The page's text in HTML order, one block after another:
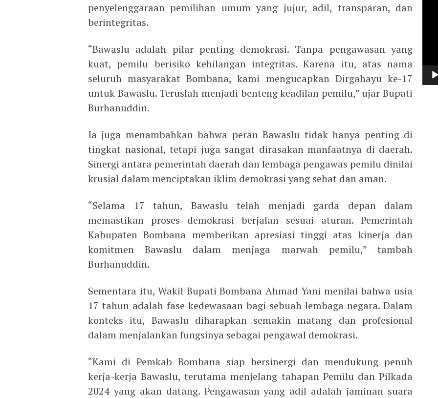
penyelenggaraan pemilihan umum yang jujur, adil, transparan, dan
berintegritas.
“Bawaslu adalah pilar penting demokrasi. Tanpa pengawasan yang
kuat, pemilu berisiko kehilangan integritas. Karena itu, atas nama
seluruh masyarakat Bombana, kami mengucapkan Dirgahayu ke-17
untuk Bawaslu. Teruslah menjadi benteng keadilan pemilu,” ujar Bupati
Burhanuddin.
Ia juga menambahkan bahwa peran Bawaslu tidak hanya penting di
tingkat nasional, tetapi juga sangat dirasakan manfaatnya di daerah.
Sinergi antara pemerintah daerah dan lembaga pengawas pemilu dinilai
krusial dalam menciptakan iklim demokrasi yang sehat dan aman.
“Selama 17 tahun, Bawaslu telah menjadi garda depan dalam
memastikan proses demokrasi berjalan sesuai aturan. Pemerintah
Kabupaten Bombana memberikan apresiasi tinggi atas kinerja dan
komitmen Bawaslu dalam menjaga marwah pemilu,” tambah
Burhanuddin.
Sementara itu, Wakil Bupati Bombana Ahmad Yani menilai bahwa usia
17 tahun adalah fase kedewasaan bagi sebuah lembaga negara. Dalam
konteks itu, Bawaslu diharapkan semakin matang dan profesional
dalam menjalankan fungsinya sebagai pengawal demokrasi.
“Kami di Pemkab Bombana siap bersinergi dan mendukung penuh
kerja-kerja Bawaslu, terutama menjelang tahapan Pemilu dan Pilkada
2024 yang akan datang. Pengawasan yang adil adalah jaminan suara